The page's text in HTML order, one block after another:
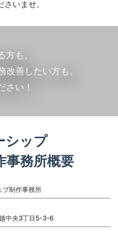
いませ。
方も、
改善したい方も。
さい！
シップ
事務所概要
ブ制作事務所
中央3丁目5-3-6